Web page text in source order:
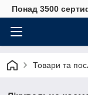
Понад 3500
Товари та